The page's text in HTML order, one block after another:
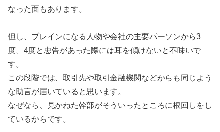
なった面もあります。
但し、ブレインになる人物や会社の主要パーソンから3
度、4度と忠告があった際には耳を傾けないと不味いで
す。
この段階では、取引先や取引金融機関などからも同じよう
な助言が届いていると思います。
なぜなら、見かねた幹部がそういったところに根回しをし
ているからです。